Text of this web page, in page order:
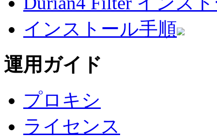
インストール手順
運用ガイド
プロキシ
ライセンス